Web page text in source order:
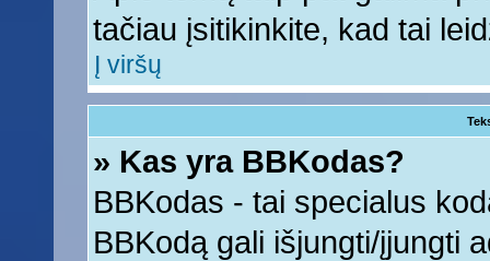
tačiau įsitikinkite, kad tai
Į viršų
» Kas yra BBKodas?
BBKodas - tai specialus
BBKodą gali išjungti/įjungti